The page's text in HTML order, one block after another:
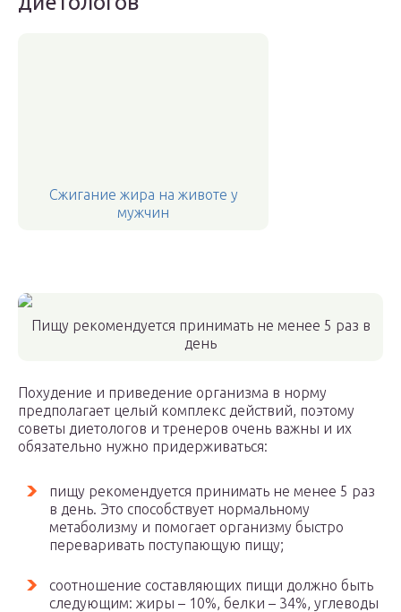
Сжигание жира на животе у
мужчин
Пищу рекомендуется принимать не менее 5 раз в
день
Похудение и приведение организма в норму
предполагает целый комплекс действий, поэтому
советы диетологов и тренеров очень важны и их
обязательно нужно придерживаться:
пищу рекомендуется принимать не менее 5 раз
в день. Это способствует нормальному
метаболизму и помогает организму быстро
переваривать поступающую пищу;
соотношение составляющих пищи должно быть
следующим: жиры – 10%, белки – 34%, углеводы